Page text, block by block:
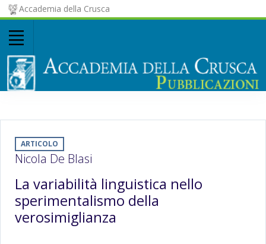
Accademia della Crusca
ARTICOLO
Nicola De Blasi
La variabilità linguistica nello
sperimentalismo della
verosimiglianza